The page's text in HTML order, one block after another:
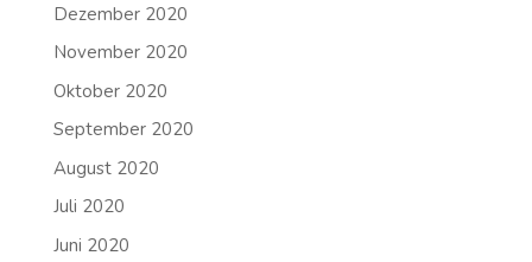
Dezember 2020
November 2020
Oktober 2020
September 2020
August 2020
Juli 2020
Juni 2020